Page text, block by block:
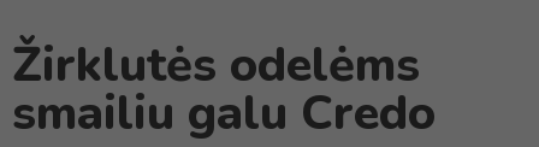
Žirklutės odelėms
smailiu galu Credo